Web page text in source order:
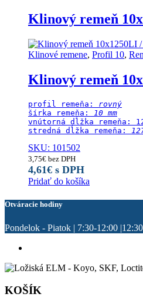
Klinový remeň
Klinové remene, Profil 10,
Klinový remeň
profil remeňa: rovný
šírka remeňa: 10 mm
vnútorná dĺžka remeňa:
stredná dĺžka remeňa:
SKU: 101502
3,75€ bez DPH
4,61€ s DPH
Pridať do košíka
Otváracie hodiny
Pondelok - Piatok | 7:30-12:00
KOŠÍK